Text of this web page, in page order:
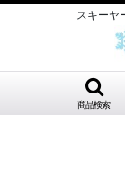
スキーヤ
商品検索